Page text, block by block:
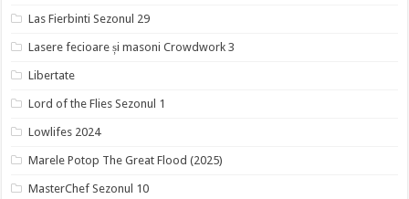
Las Fierbinti Sezonul 29
Lasere fecioare și masoni Crowdwork 3
Libertate
Lord of the Flies Sezonul 1
Lowlifes 2024
Marele Potop The Great Flood (2025)
MasterChef Sezonul 10